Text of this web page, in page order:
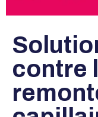
contre